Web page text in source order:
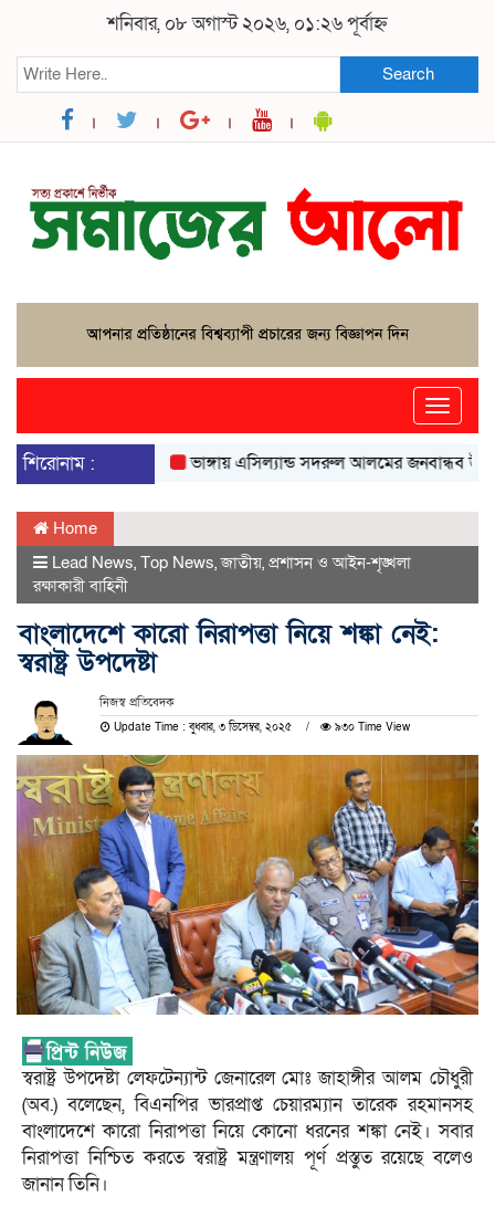
শনিবার, ০৮ অগাস্ট ২০২৬, ০১:২৬ পূর্বাহ্ন
Search
Toggle
শিরোনাম :
ভাঙ্গায় এসিল্যান্ড সদরুল আলমের জনবান্ধব উদ্যোগে
Home
Lead News, Top News,জাতীয়, প্রশাসন ও আইন-শৃঙ্খলা
রক্ষাকারী বাহিনী
বাংলাদেশে কারো নিরাপত্তা নিয়ে শঙ্কা নেই:
স্বরাষ্ট্র উপদেষ্টা
নিজস্ব প্রতিবেদক
Update Time : বুধবার, ৩ ডিসেম্বর, ২০২৫ ৯৩০ Time View
স্বরাষ্ট্র উপদেষ্টা লেফটেন্যান্ট জেনারেল মোঃ জাহাঙ্গীর আলম চৌধুরী
(অব.) বলেছেন, বিএনপির ভারপ্রাপ্ত চেয়ারম্যান তারেক রহমানসহ
বাংলাদেশে কারো নিরাপত্তা নিয়ে কোনো ধরনের শঙ্কা নেই। সবার
নিরাপত্তা নিশ্চিত করতে স্বরাষ্ট্র মন্ত্রণালয় পূর্ণ প্রস্তুত রয়েছে বলেও
জানান তিনি।